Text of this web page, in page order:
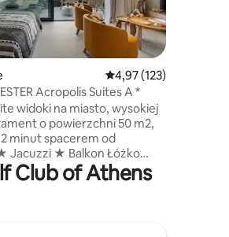
recenzji: 154 Średnia ocena: 4,97
4,97 (123)
Acropolis Suites A *
widoki na miasto, wysokiej
o powierzchni 50 m2,
minut spacerem od
pełna
Club of Athens